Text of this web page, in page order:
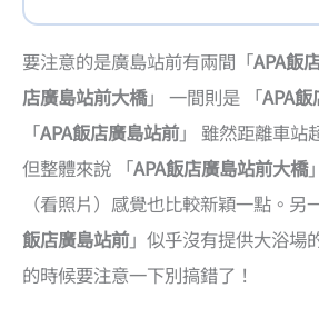
要注意的是廣島站前有兩間「APA飯
店廣島站前大橋」 一間則是 「APA
「APA飯店廣島站前」 雖然距離車站
但整體來說 「APA飯店廣島站前大橋
（看照片）感覺也比較新穎一點。另
飯店廣島站前」似乎沒有提供大浴場
的時候要注意一下別搞錯了！